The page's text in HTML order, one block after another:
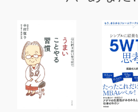
日本のオーディオブック業
知らなきゃ損する勉強法！
【耳勉強法をトライするべき
・脳科学的にも 記憶力がア